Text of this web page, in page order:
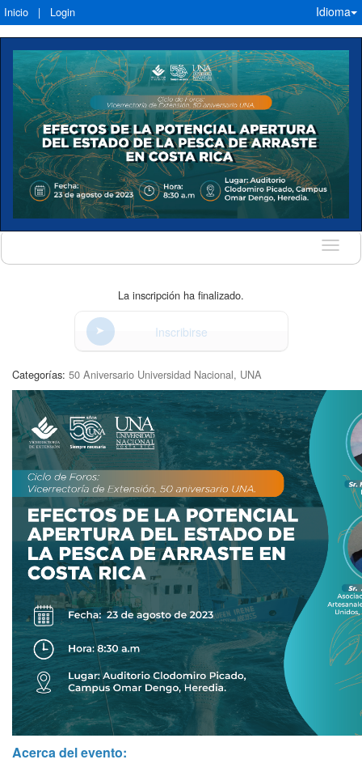
Inicio | Login Idioma
Idioma
La inscripción ha finalizado.
Inscribirse
Categorías: 50 Aniversario Universidad Nacional, UNA
Acerca del evento: